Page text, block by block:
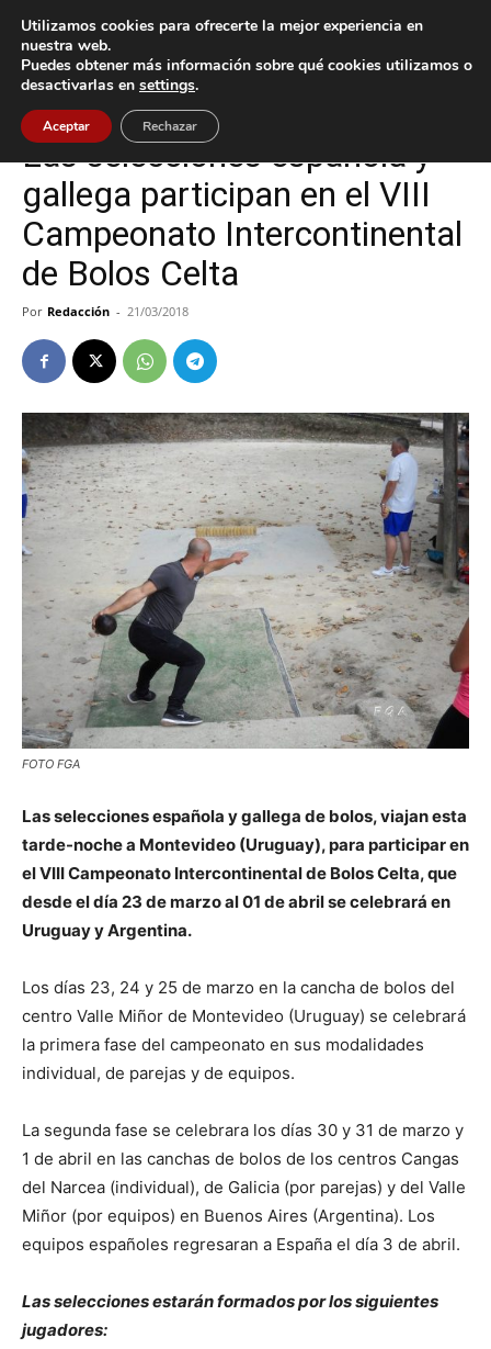
Inicio Baiona
Baiona Gondomar
Las selecciones española y
gallega participan en el VIII
Campeonato Intercontinental
de Bolos Celta
Por Redacción - 21/03/2018
FOTO FGA
Las selecciones española y gallega de bolos, viajan esta
tarde-noche a Montevideo (Uruguay), para participar en
el VIII Campeonato Intercontinental de Bolos Celta, que
desde el día 23 de marzo al 01 de abril se celebrará en
Uruguay y Argentina.
Los días 23, 24 y 25 de marzo en la cancha de bolos del
centro Valle Miñor de Montevideo (Uruguay) se celebrará
la primera fase del campeonato en sus modalidades
individual, de parejas y de equipos.
La segunda fase se celebrara los días 30 y 31 de marzo y
1 de abril en las canchas de bolos de los centros Cangas
del Narcea (individual), de Galicia (por parejas) y del Valle
Miñor (por equipos) en Buenos Aires (Argentina). Los
equipos españoles regresaran a España el día 3 de abril.
Las selecciones estarán formados por los siguientes
jugadores:
Utilizamos cookies para ofrecerte la mejor experiencia en
nuestra web.
Puedes obtener más información sobre qué cookies utilizamos o
desactivarlas en settings.
Aceptar Rechazar